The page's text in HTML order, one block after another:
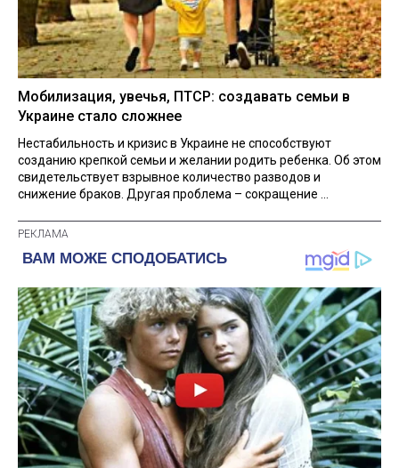
Мобилизация, увечья, ПТСР: создавать семьи в
Украине стало сложнее
Нестабильность и кризис в Украине не способствуют
созданию крепкой семьи и желании родить ребенка. Об этом
свидетельствует взрывное количество разводов и
снижение браков. Другая проблема – сокращение ...